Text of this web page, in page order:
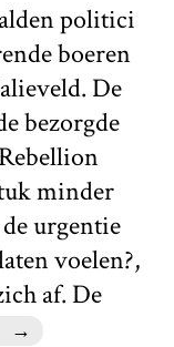
politici
boeren
De
bezorgde
minder
urgentie
voelen?,
af. De